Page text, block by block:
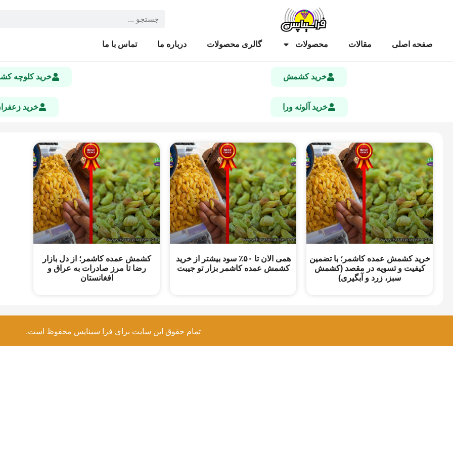
صفحه اصلی مقالات محصولات گالری محصولات درباره ما تماس با ما
خرید کشمش خرید کلوچه
خرید آلوئه ورا خرید
خرید کشمش عمده کاشمر؛ با تضمین
کیفیت و تسویه در مقصد (کشمش
سبز، زرد و آبگیری)
همی الان تا ۵۰٪ سود بیشتر از خرید
کشمش عمده کاشمر بزار تو جیبت
کشمش عمده کاشمر؛ از دل بازار
رضا تا مرز صادرات به عراق و
افغانستان
تمام حقوق این سایت برای فرا سیناپس محفوظ است.